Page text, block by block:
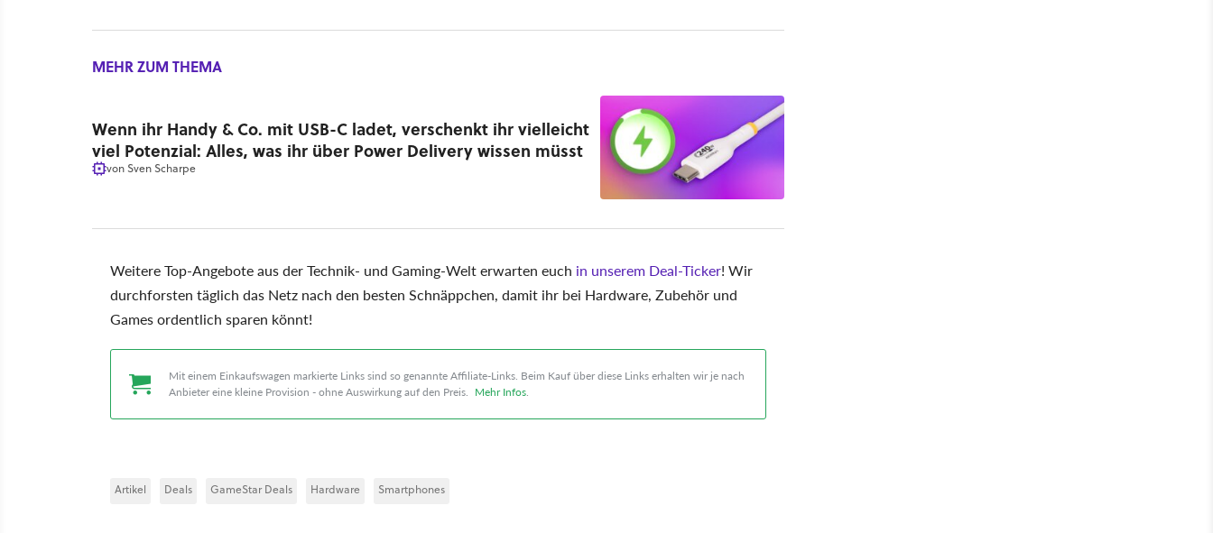
MEHR ZUM THEMA
Wenn ihr Handy & Co. mit USB-C ladet, verschenkt ihr vielleicht
viel Potenzial: Alles, was ihr über Power Delivery wissen müsst
vonSven Scharpe
Weitere Top-Angebote aus der Technik- und Gaming-Welt erwarten euch in unserem Deal-Ticker! Wir
durchforsten täglich das Netz nach den besten Schnäppchen, damit ihr bei Hardware, Zubehör und
Games ordentlich sparen könnt!
Mit einem Einkaufswagen markierte Links sind so genannte Affiliate-Links. Beim Kauf über diese Links erhalten wir je nach
Anbieter eine kleine Provision - ohne Auswirkung auf den Preis. Mehr Infos.
Artikel Deals GameStar Deals Hardware Smartphones